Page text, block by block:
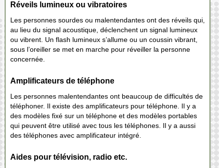
Réveils lumineux ou vibratoires
Les personnes sourdes ou malentendantes ont des réveils qui,
au lieu du signal acoustique, déclenchent un signal lumineux
ou vibrent. Un flash lumineux s’allume ou un coussin vibrant,
sous l’oreiller se met en marche pour réveiller la personne
concernée.
Amplificateurs de téléphone
Les personnes malentendantes ont beaucoup de difficultés de
téléphoner. Il existe des amplificateurs pour téléphone. Il y a
des modèles fixé sur un téléphone et des modèles portables
qui peuvent être utilisé avec tous les téléphones. Il y a aussi
des téléphones avec amplificateur intégré.
Aides pour télévision, radio etc.